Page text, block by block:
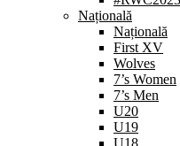
Națională
Națională
First XV
Wolves
7’s Women
7’s Men
U20
U19
U18